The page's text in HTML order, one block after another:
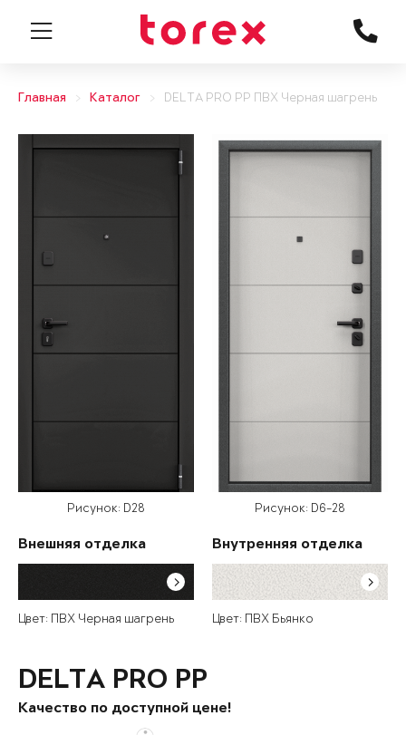
Главная Каталог DELTA PRO PP ПВХ Черная шагрень
Рисунок: D28
Внешняя отделка
Цвет: ПВХ Черная шагрень
Рисунок: D6-28
Внутренняя отделка
Цвет: ПВХ Бьянко
DELTA PRO PP
Качество по доступной цене!